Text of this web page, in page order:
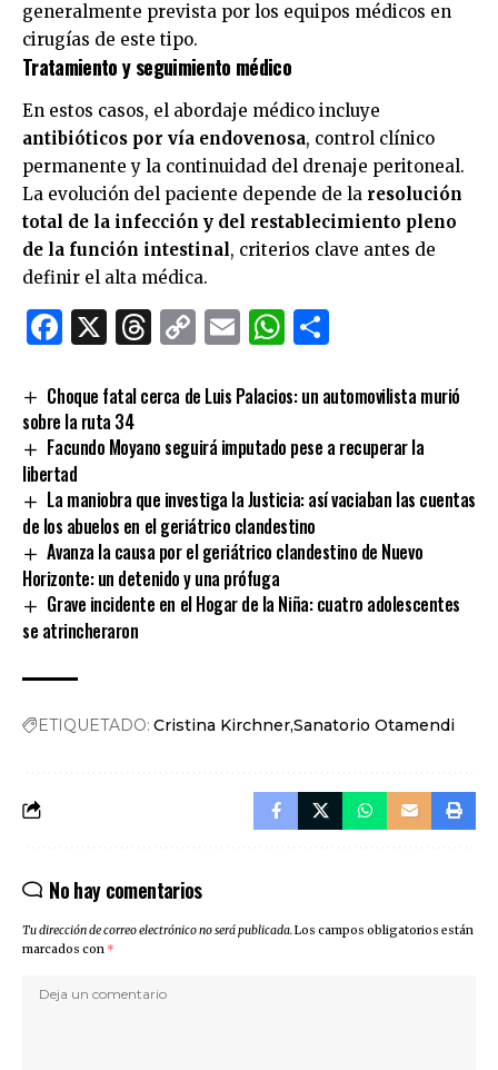
generalmente prevista por los equipos médicos en
cirugías de este tipo.
Tratamiento y seguimiento médico
En estos casos, el abordaje médico incluye
antibióticos por vía endovenosa, control clínico
permanente y la continuidad del drenaje peritoneal.
La evolución del paciente depende de la resolución
total de la infección y del restablecimiento pleno
de la función intestinal, criterios clave antes de
definir el alta médica.
Facebook
X Threads
CopyEmailWhatsApp
Choque fatal cerca de Luis Palacios: un automovilista murió
sobre la ruta 34
Facundo Moyano seguirá imputado pese a recuperar la
libertad
La maniobra que investiga la Justicia: así vaciaban las cuentas
de los abuelos en el geriátrico clandestino
Avanza la causa por el geriátrico clandestino de Nuevo
Horizonte: un detenido y una prófuga
Grave incidente en el Hogar de la Niña: cuatro adolescentes
se atrincheraron
ETIQUETADO: Cristina KirchnerSanatorio Otamendi
No hay comentarios
Tu dirección de correo electrónico no será publicada.Los campos obligatorios están
marcados con *